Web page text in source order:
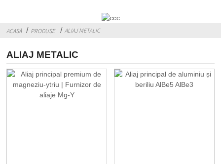
ACASĂ PRODUSE ALIAJ METALIC
ALIAJ METALIC